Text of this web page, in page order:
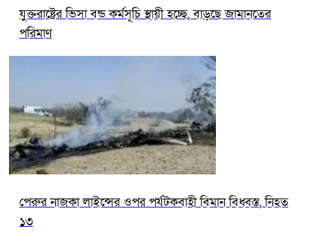
যুক্তরাষ্ট্রের ভিসা বন্ড কর্মসূচি স্থায়ী হচ্ছে, বাড়ছে জামানতের
পরিমাণ
পেরুর নাজকা লাইন্সের ওপর পর্যটকবাহী বিমান বিধ্বস্ত, নিহত
১৩